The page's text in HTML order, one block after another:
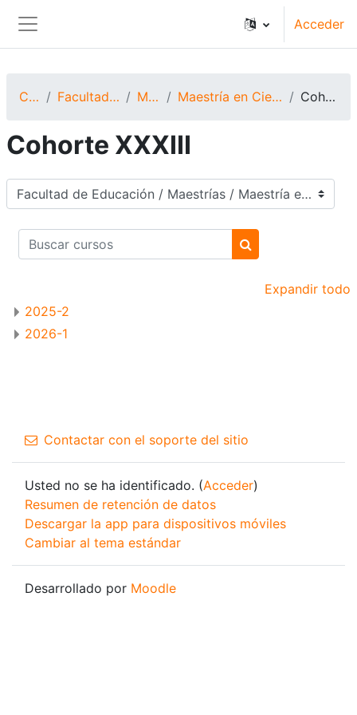
Panel lateral
Acceder
Cursos Facultad de Educación Maestrías Maestría en Ciencias de la Educación Cohorte XXXIII
Cohorte XXXIII
Categorías
Buscar cursos
Buscar cursos
Expandir todo
2025-2
2026-1
Contactar con el soporte del sitio
Usted no se ha identificado. (Acceder)
Resumen de retención de datos
Descargar la app para dispositivos móviles
Cambiar al tema estándar
Desarrollado por Moodle